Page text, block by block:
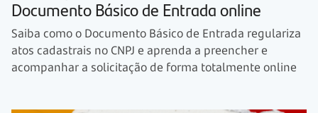
Documento Básico de Entrada online
Saiba como o Documento Básico de Entrada regulariza
atos cadastrais no CNPJ e aprenda a preencher e
acompanhar a solicitação de forma totalmente online